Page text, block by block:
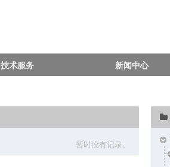
技术服务 新闻中心
暂时没有记录。